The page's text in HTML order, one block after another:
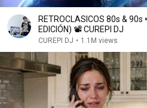
RETROCLASICOS 80s &
EDICIÓN) 📽️ CUREPI DJ
CUREPI DJ • 1.1M views